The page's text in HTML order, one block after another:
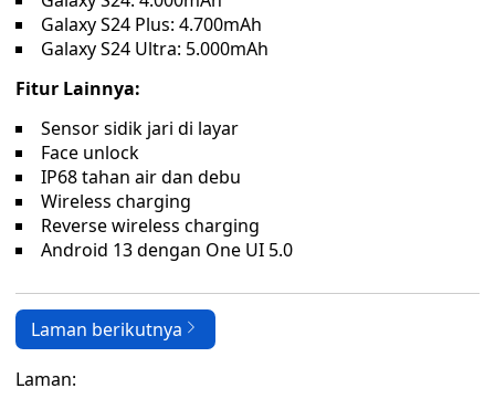
Galaxy S24 Plus: 4.700mAh
Galaxy S24 Ultra: 5.000mAh
Fitur Lainnya:
Sensor sidik jari di layar
Face unlock
IP68 tahan air dan debu
Wireless charging
Reverse wireless charging
Android 13 dengan One UI 5.0
Laman berikutnya
Laman: